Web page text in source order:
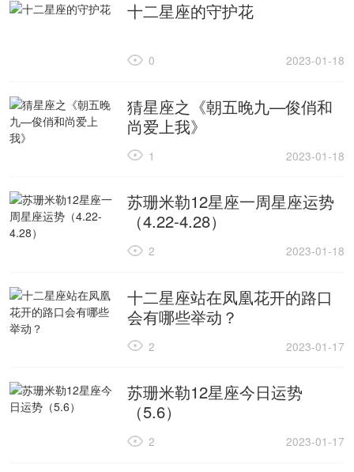
十二星座的守护花
2023-01-18
0
猜星座之《朝五晚九—俊俏和
尚爱上我》
2023-01-18
1
苏珊米勒12星座一周星座运势
（4.22-4.28）
2023-01-18
2
十二星座站在凤凰花开的路口
会有哪些举动？
2023-01-17
2
苏珊米勒12星座今日运势
（5.6）
2023-01-17
2